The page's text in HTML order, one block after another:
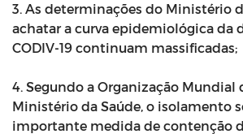
3. As determinações do Ministério
achatar a curva epidemiológica da
CODIV-19 continuam massificadas;
4. Segundo a Organização Mundial
Ministério da Saúde, o isolamento
importante medida de contenção